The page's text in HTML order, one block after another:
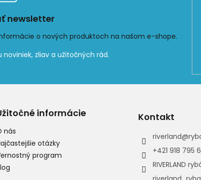
newsletter
o nových produktoch na našom e-shope.
informácie
nás
otázky
program
Kontakt
riverland@
+421 918 795
RIVERLAND